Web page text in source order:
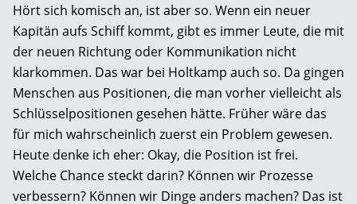
Hört sich komisch an, ist aber so. Wenn ein neuer
Kapitän aufs Schiff kommt, gibt es immer Leute, die mit
der neuen Richtung oder Kommunikation nicht
klarkommen. Das war bei Holtkamp auch so. Da gingen
Menschen aus Positionen, die man vorher vielleicht als
Schlüsselpositionen gesehen hätte. Früher wäre das
für mich wahrscheinlich zuerst ein Problem gewesen.
Heute denke ich eher: Okay, die Position ist frei.
Welche Chance steckt darin? Können wir Prozesse
verbessern? Können wir Dinge anders machen? Das ist